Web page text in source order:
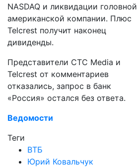
NASDAQ и ликвидации головной
американской компании. Плюс
Telcrest получит наконец
дивиденды.
Представители CTC Media и
Telcrest от комментариев
отказались, запрос в банк
«Россия» остался без ответа.
Ведомости
Теги
ВТБ
Юрий Ковальчук